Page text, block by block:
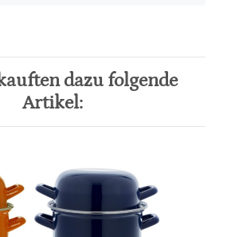
dazu folgende
Artikel: